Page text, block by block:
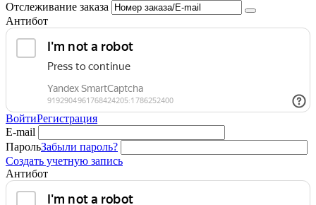
Отслеживание заказа
Антибот
ВойтиРегистрация
E-mail
ПарольЗабыли пароль?
Создать учетную запись
Антибот